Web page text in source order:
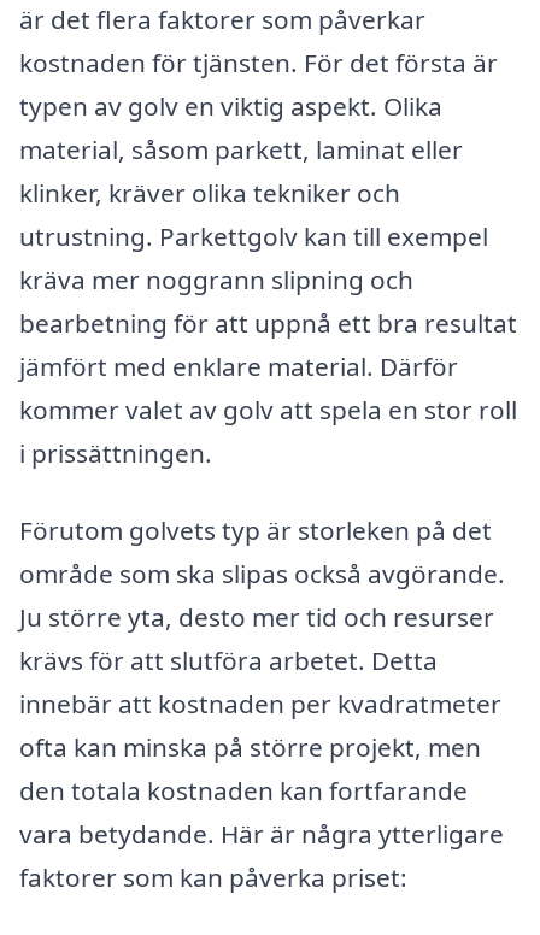
är det flera faktorer som påverkar
kostnaden för tjänsten. För det första är
typen av golv en viktig aspekt. Olika
material, såsom parkett, laminat eller
klinker, kräver olika tekniker och
utrustning. Parkettgolv kan till exempel
kräva mer noggrann slipning och
bearbetning för att uppnå ett bra resultat
jämfört med enklare material. Därför
kommer valet av golv att spela en stor roll
i prissättningen.
Förutom golvets typ är storleken på det
område som ska slipas också avgörande.
Ju större yta, desto mer tid och resurser
krävs för att slutföra arbetet. Detta
innebär att kostnaden per kvadratmeter
ofta kan minska på större projekt, men
den totala kostnaden kan fortfarande
vara betydande. Här är några ytterligare
faktorer som kan påverka priset: